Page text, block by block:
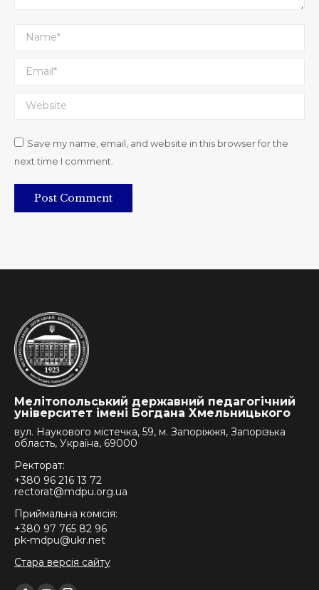
Name *
Email *
Website
Save my name, email, and website in this browser for the
next time I comment.
Post Comment
Мелітопольський державний педагогічний
університет імені Богдана Хмельницького
вул. Наукового містечка, 59, м. Запоріжжя, Запорізька
область, Україна, 69000
Ректорат:
+380 96 216 13 72
rectorat@mdpu.org.ua
Приймальна комісія:
+380 97 765 82 96
pk-mdpu@ukr.net
Стара версія сайту